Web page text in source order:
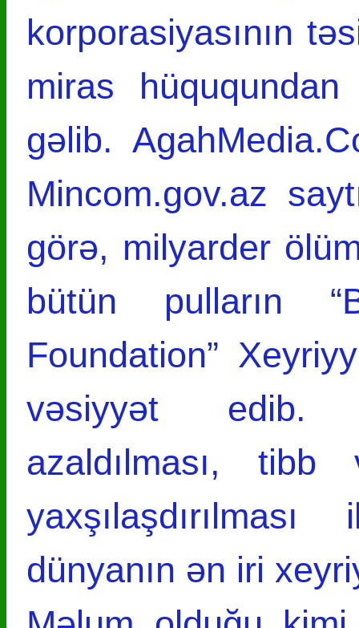
korporasiyasının
miras
gəlib.
Mincom.gov.az
görə, milyarder
bütün pulların
Foundation”
vəsiyyət edib.
azaldılması,
dünyanın ən iri